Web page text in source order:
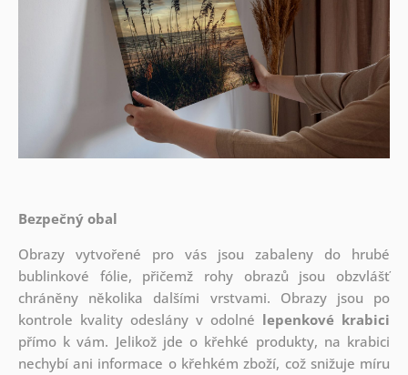
Bezpečný obal
Obrazy vytvořené pro vás jsou zabaleny do hrubé
bublinkové fólie, přičemž rohy obrazů jsou obzvlášť
chráněny několika dalšími vrstvami. Obrazy jsou po
kontrole kvality odeslány v odolné lepenkové krabici
přímo k vám. Jelikož jde o křehké produkty, na krabici
nechybí ani informace o křehkém zboží, což snižuje míru